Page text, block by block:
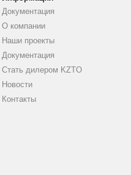
Документация
О компании
Наши проекты
Документация
Стать дилером KZTO
Новости
Контакты